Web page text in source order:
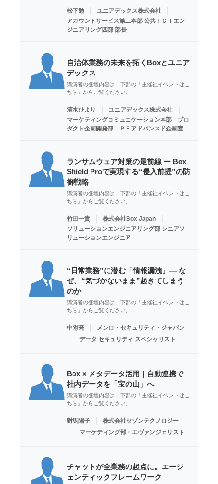
松下勉 ユニアデックス株式会社
アカウントサービス第二本部 公共ＩＣＴエン
ジニアリング四部 部長
自治体業務の未来を拓くBoxとユニア
デックス
講演者の登壇内容は、下部の「主催社イベントはこ
ちら」からご覧ください。
清水ひより ユニアデックス株式会社
マーケティングコミュニケーション本部 プロ
ダクト企画開発部 ＰＦアドバンスド企画室
ランサムウェア対策の最前線 ー Box
Shield Proで実現する“侵入前提”の防
御戦略
講演者の登壇内容は、下部の「主催社イベントはこ
ちら」からご覧ください。
竹田一貴 株式会社Box Japan
ソリューションエンジニアリング部 シニアソ
リューションエンジニア
“日常業務”に潜む「情報漏洩」― な
ぜ、“気づかないまま”起きてしまう
のか
講演者の登壇内容は、下部の「主催社イベントはこ
ちら」からご覧ください。
中附亮 メンロ・セキュリティ・ジャパン
データ セキュリティ スペシャリスト
Box × メタデータ活用｜自動連携で
社内データを「宝の山」へ
講演者の登壇内容は、下部の「主催社イベントはこ
ちら」からご覧ください。
對馬陽子 株式会社セゾンテクノロジー
マーケティング部・エヴァンジェリスト
チャットが全業務の起点に。エージ
ェンティックフレームワーク